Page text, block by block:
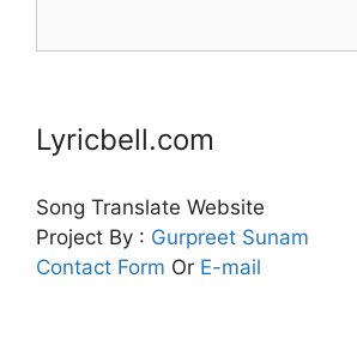
Lyricbell.com
Song Translate Website
Project By : Gurpreet Sunam
Contact Form Or E-mail